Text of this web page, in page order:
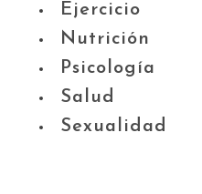
Ejercicio
Nutrición
Psicología
Salud
Sexualidad